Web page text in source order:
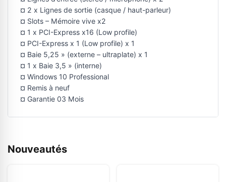
¤ 2 x Lignes de sortie (casque / haut-parleur)
¤ Slots – Mémoire vive x2
¤ 1 x PCI-Express x16 (Low profile)
¤ PCI-Express x 1 (Low profile) x 1
¤ Baie 5,25 » (externe – ultraplate) x 1
¤ 1 x Baie 3,5 » (interne)
¤ Windows 10 Professional
¤ Remis à neuf
¤ Garantie 03 Mois
Nouveautés